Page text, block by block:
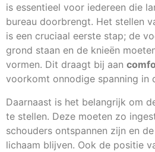
is essentieel voor iedereen die
bureau doorbrengt. Het stellen
is een cruciaal eerste stap; de
grond staan en de knieën
vormen. Dit draagt bij aan
voorkomt onnodige spanning in
Daarnaast is het belangrijk om
te stellen. Deze moeten zo
schouders ontspannen zijn en
lichaam blijven. Ook de positie